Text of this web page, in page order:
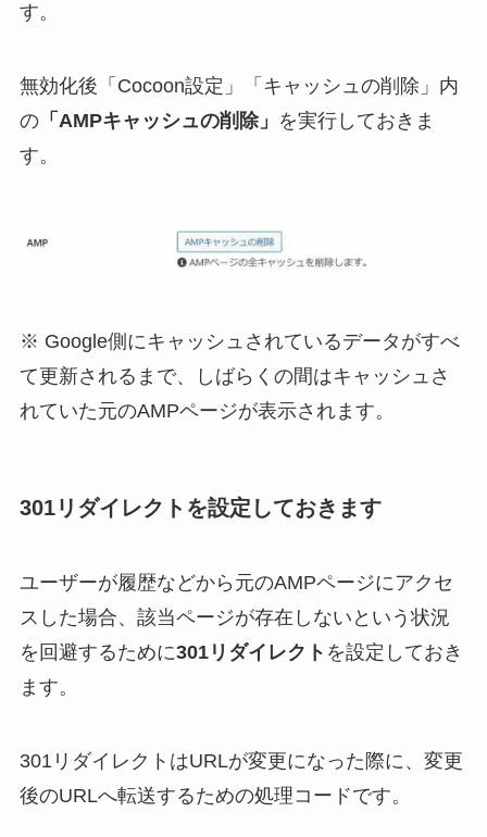
す。
無効化後「Cocoon設定」「キャッシュの削除」内
の「AMPキャッシュの削除」 を実行しておきま
す。
※ Google側にキャッシュされているデータがすべ
て更新されるまで、しばらくの間はキャッシュさ
れていた元のAMPページが表示されます。
301リダイレクトを設定しておきます
ユーザーが履歴などから元のAMPページにアクセ
スした場合、該当ページが存在しないという状況
を回避するために301リダイレクト を設定しておき
ます。
301リダイレクトはURLが変更になった際に、変更
後のURLへ転送するための処理コードです。